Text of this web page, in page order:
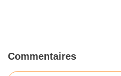
Commentaires